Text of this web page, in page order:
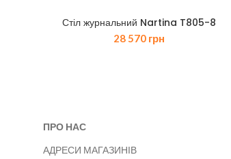
Стіл журнальний Nartina T805-8
28 570 грн
ПРО НАС
АДРЕСИ МАГАЗИНІВ